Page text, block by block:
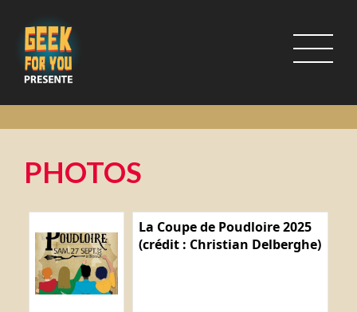
PHOTOS
La Coupe de Poudloire 2025
(crédit : Christian Delberghe)